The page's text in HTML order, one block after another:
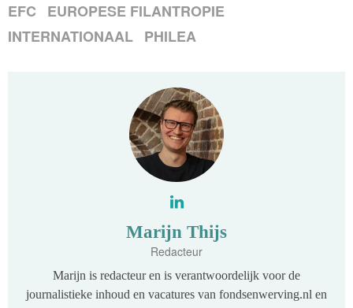
EFC
EUROPESE FILANTROPIE
INTERNATIONAAL PHILEA
Marijn Thijs
Redacteur
Marijn is redacteur en is verantwoordelijk voor de
journalistieke inhoud en vacatures van fondsenwerving.nl en